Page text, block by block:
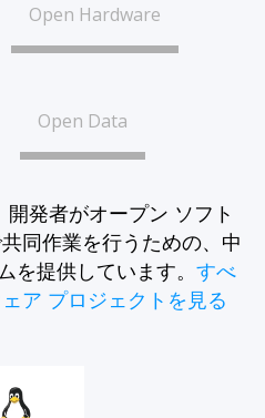
Open Hardware
Open Data
発者がオープン ソフト
同作業を行うための、中
を提供しています。 すべ
ア プロジェクトを見る